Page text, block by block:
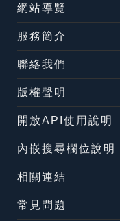
網站導覽
服務簡介
聯絡我們
版權聲明
開放API使用說明
內嵌搜尋欄位說明
相關連結
常見問題